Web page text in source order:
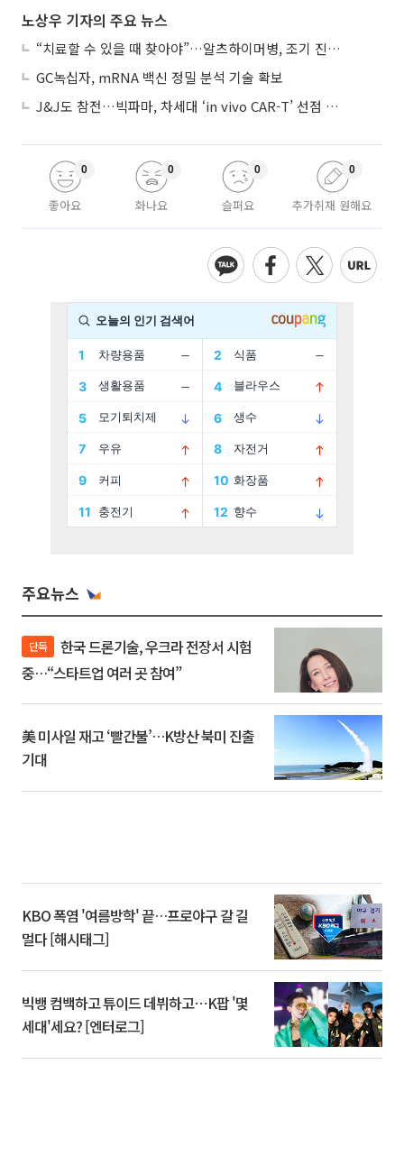
노상우 기자의 주요 뉴스
“치료할 수 있을 때 찾아야”…알츠하이머병, 조기 진단 중요성 커진다
GC녹십자, mRNA 백신 정밀 분석 기술 확보
J&J도 참전…빅파마, 차세대 ‘in vivo CAR-T’ 선점 경쟁 본격화
좋아요
0
화나요
0
슬퍼요
0
추가취재 원해요
0
주요뉴스
단독
중…“스타트업 여러 곳 참여”
美 미사일 재고 ‘빨간불’…K방산 북미 진출
기대
KBO 폭염 '여름방학' 끝…프로야구 갈 길
멀다 [해시태그]
빅뱅 컴백하고 튜이드 데뷔하고⋯K팝 '몇
세대'세요? [엔터로그]